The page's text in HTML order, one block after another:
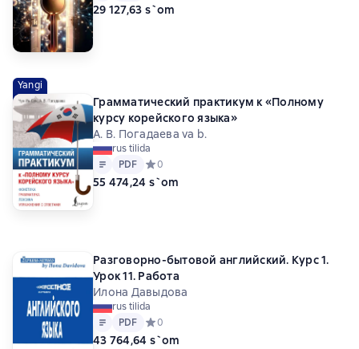
29 127,63 s`om
Yangi
Грамматический практикум к «Полному
курсу корейского языка»
А. В. Погадаева va b.
rus tilida
Matn
PDF
PDF Средний рейтинг 0 на основе 0 оценок
0
55 474,24 s`om
Разговорно-бытовой английский. Курс 1.
Урок 11. Работа
Илона Давыдова
rus tilida
Matn
PDF
PDF Средний рейтинг 0 на основе 0 оценок
0
43 764,64 s`om